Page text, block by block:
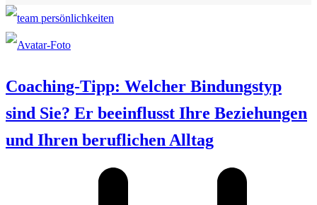
Coaching-Tipp: Welcher Bindungstyp
sind Sie? Er beeinflusst Ihre Beziehungen
und Ihren beruflichen Alltag